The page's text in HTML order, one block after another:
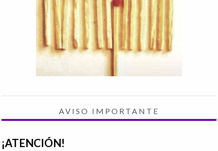
AVISO IMPORTANTE
¡ATENCIÓN!